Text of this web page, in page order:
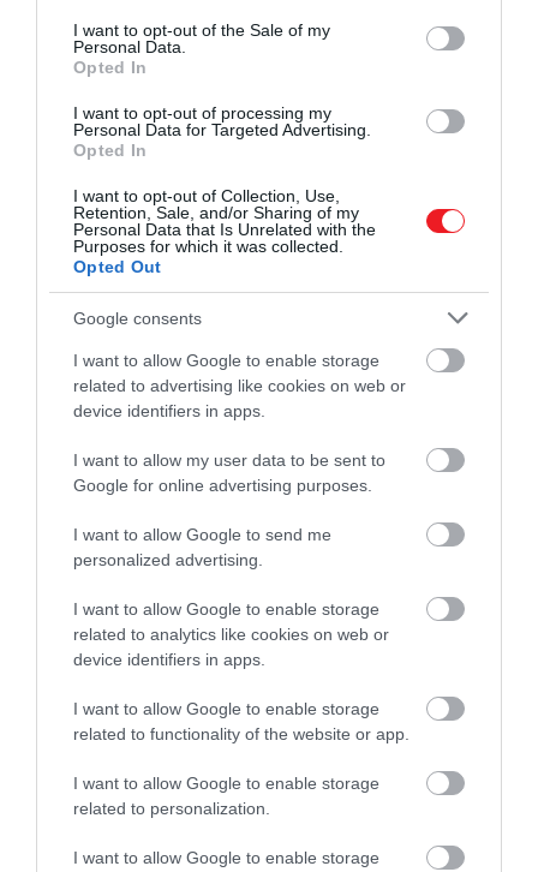
consent section.
I want to opt-out of the Sale of my
Personal Data.
Opted In
I want to opt-out of processing my
Personal Data for Targeted Advertising.
Opted In
I want to opt-out of Collection, Use,
Retention, Sale, and/or Sharing of my
Personal Data that Is Unrelated with the
Purposes for which it was collected.
Opted Out
Google consents
I want to allow Google to enable storage
related to advertising like cookies on web or
device identifiers in apps.
I want to allow my user data to be sent to
Google for online advertising purposes.
I want to allow Google to send me
personalized advertising.
I want to allow Google to enable storage
related to analytics like cookies on web or
device identifiers in apps.
I want to allow Google to enable storage
related to functionality of the website or app.
I want to allow Google to enable storage
related to personalization.
I want to allow Google to enable storage
Spanyolország új dohányzási szabályozása
alaposan felforgathatja a turisták eddig
megszokott élményeit: az ország koalíciós
kormánya ugyanis jóváhagyott egy
szigorítaná a cigaretta és az e-cigaretta
használatát a nyilvános terekben.
Súlyos büntetést kaphatunk,
ha rossz helyen gyújtunk rá…
TURI DÁNIEL